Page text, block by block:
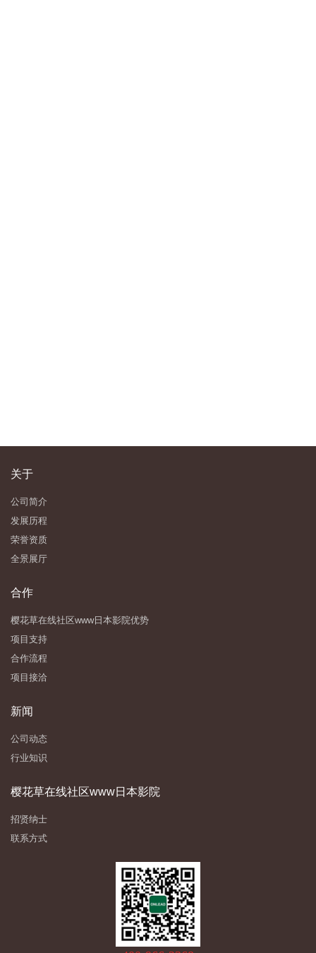
关于
公司简介
发展历程
荣誉资质
全景展厅
合作
樱花草在线社区www日本影院优势
项目支持
合作流程
项目接洽
新闻
公司动态
行业知识
樱花草在线社区www日本影院
招贤纳士
联系方式